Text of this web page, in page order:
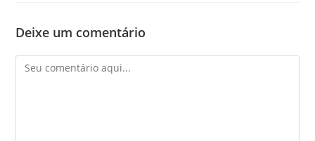
Deixe um comentário